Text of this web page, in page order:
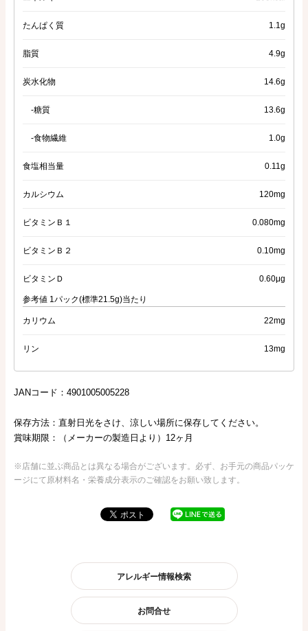
たんぱく質 1.1g
脂質 4.9g
炭水化物 14.6g
-糖質 13.6g
-食物繊維 1.0g
食塩相当量 0.11g
カルシウム 120mg
ビタミンＢ１ 0.080mg
ビタミンＢ２ 0.10mg
ビタミンＤ 0.60μg
参考値 1パック(標準21.5g)当たり
カリウム 22mg
リン 13mg
JANコード：4901005005228
保存方法：直射日光をさけ、涼しい場所に保存してください。
賞味期限：（メーカーの製造日より）12ヶ月
※店舗に並ぶ商品とは異なる場合がございます。必ず、お手元の商品パッケ
ージにて原材料名・栄養成分表示のご確認をお願い致します。
アレルギー情報検索
お問合せ